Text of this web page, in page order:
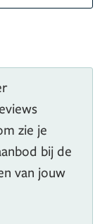
zie je
bij de
van jouw